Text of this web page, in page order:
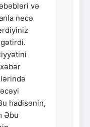
və
necə
gətirdi.
hadisənin,
Əbu